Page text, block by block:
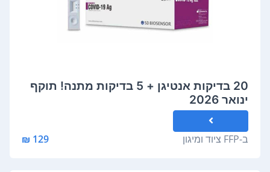
20 בדיקות אנטיגן + 5 בדיקות מתנה! תוקף
ינואר 2026
ב-FFP ציוד ומיגון 129 ₪